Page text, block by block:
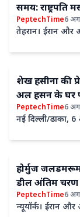
समय:
PeptechTime6
तेहरान। ईरान और
शेख हसीना की
अल हसन के घर
PeptechTime6
नई दिल्ली/ढाका,
होर्मुज
डील अंतिम
PeptechTime6
न्यूयॉर्क। ईरान